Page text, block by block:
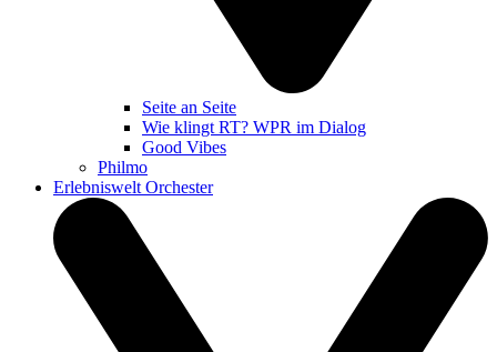
Seite an Seite
Wie klingt RT? WPR im Dialog
Good Vibes
Philmo
Erlebniswelt Orchester